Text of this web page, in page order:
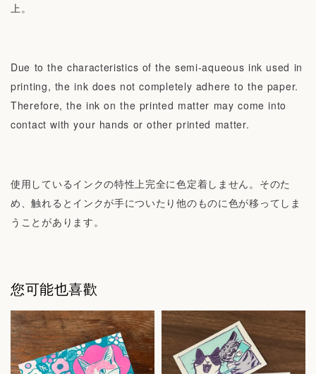
上。
Due to the characteristics of the semi-aqueous ink used in
printing, the ink does not completely adhere to the paper.
Therefore, the ink on the printed matter may come into
contact with your hands or other printed matter.
使用しているインクの特性上完全に色定着しません。そのた
め、触れるとインクが手についたり他のものに色が移ってしま
うことがあります。
您可能也喜歡